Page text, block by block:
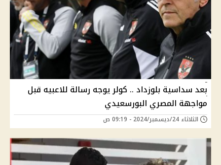
بعد سداسية بلوزداد .. كولر يوجه رسالة للاعبيه قبل
مواجهة المصري البورسعيدي
الثلاثاء 24/ديسمبر/2024 - 09:19 ص